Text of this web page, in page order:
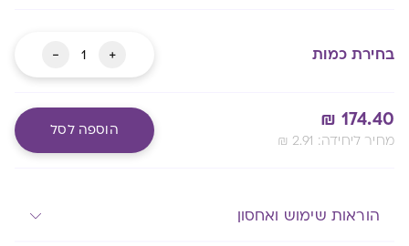
בחירת כמות +
כמות
של
מנופם
-
₪ 174.40
₪ 2.91 :מחיר ליחידה
הוספה לסל
הוראות שימוש ואחסון